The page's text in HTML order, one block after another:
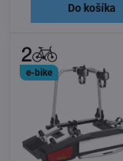
Do košíka
e-bike